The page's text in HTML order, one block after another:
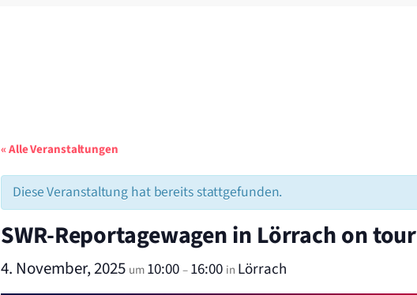
« Alle Veranstaltungen
Diese Veranstaltung hat bereits stattgefunden.
SWR-Reportagewagen in Lörrach on tour
4. November, 2025 um10:00–16:00 in Lörrach